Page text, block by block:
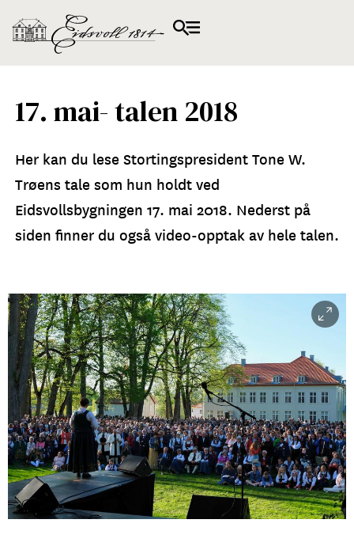
17. mai- talen 2018
Her kan du lese Stortingspresident Tone W.
Trøens tale som hun holdt ved
Eidsvollsbygningen 17. mai 2018. Nederst på
siden finner du også video-opptak av hele talen.